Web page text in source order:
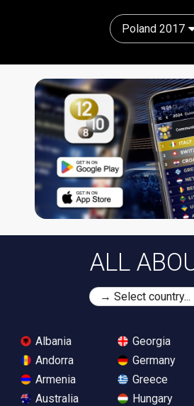
Poland 2017
ALL
Albania
Andorra
Armenia
Australia
Georgia
Germany
Greece
Hungary